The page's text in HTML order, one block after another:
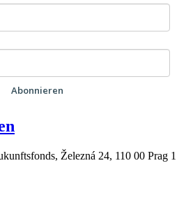
Abonnieren
Železná 24, 110 00 Prag 1